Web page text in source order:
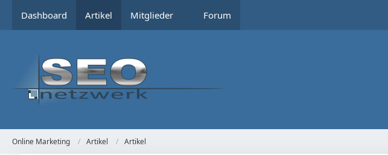
Dashboard Artikel Mitglieder Forum
Online Marketing Artikel Artikel